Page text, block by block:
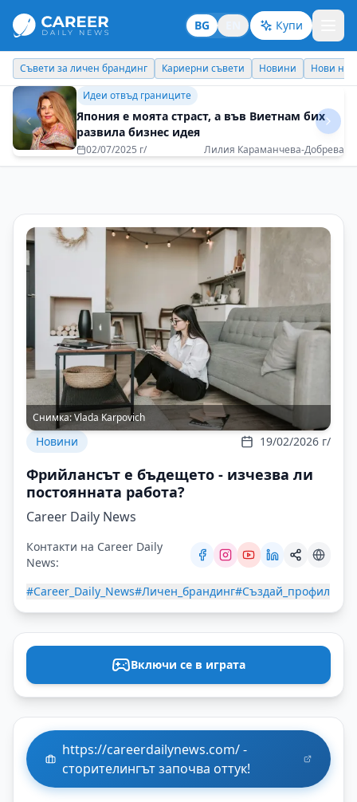
BG Купи
Кариерни съвети Новини Нови назначения Днес празнува
Бизнес брандинг
Приятно е всеки ден да се будим с вълнение
за предстоящото
08/05/2025 г/ Катя Димитрова - Interpartners
Снимка:Vlada Karpovich
Новини 19/02/2026 г/
Фрийлансът е бъдещето - изчезва ли
постоянната работа?
Career Daily News
Контакти на Career Daily
News:
#Career_Daily_News#Личен_брандинг#Създай_профил
Включи се в играта
https://careerdailynews.com/ -
сторителингът започва оттук!